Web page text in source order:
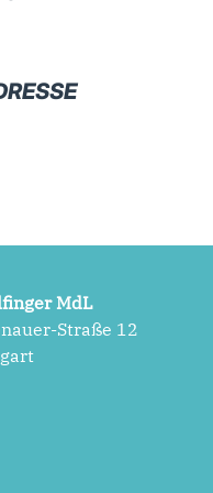
MdL
Straße 12